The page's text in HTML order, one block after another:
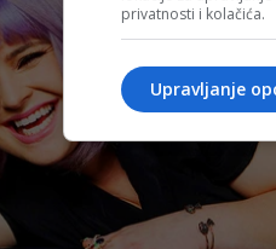
privatnosti i kolačića.
Upravljanje